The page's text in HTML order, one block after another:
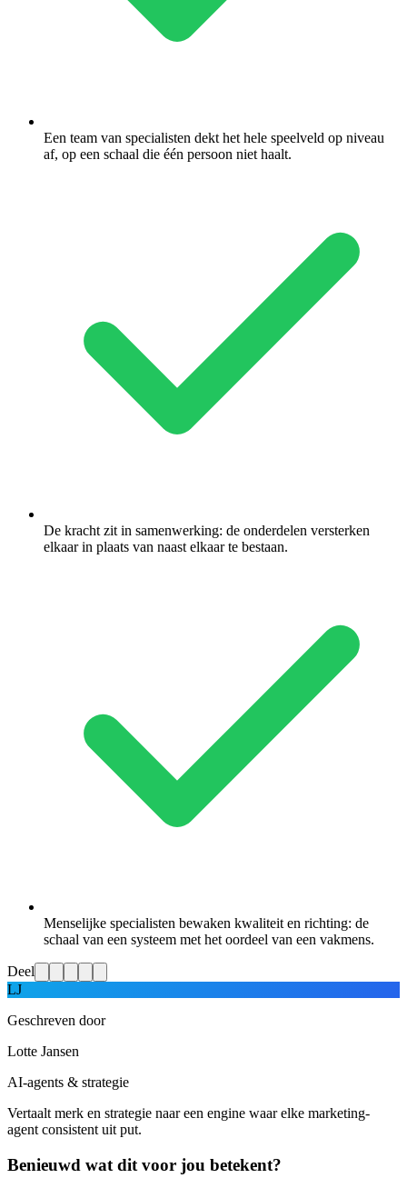
Een team van specialisten dekt het hele speelveld op niveau
af, op een schaal die één persoon niet haalt.
De kracht zit in samenwerking: de onderdelen versterken
elkaar in plaats van naast elkaar te bestaan.
Menselijke specialisten bewaken kwaliteit en richting: de
schaal van een systeem met het oordeel van een vakmens.
Deel
LJ
Geschreven door
Lotte Jansen
AI-agents & strategie
Vertaalt merk en strategie naar een engine waar elke marketing-
agent consistent uit put.
Benieuwd wat dit voor jou betekent?